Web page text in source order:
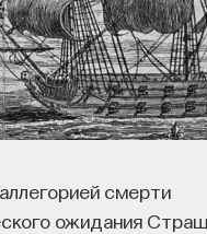
смерти
ожидания